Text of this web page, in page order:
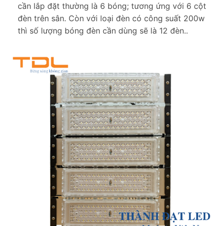
cần lắp đặt thường là 6 bóng; tương ứng với 6 cột
đèn trên sân. Còn với loại đèn có công suất 200w
thì số lượng bóng đèn cần dùng sẽ là 12 đèn..